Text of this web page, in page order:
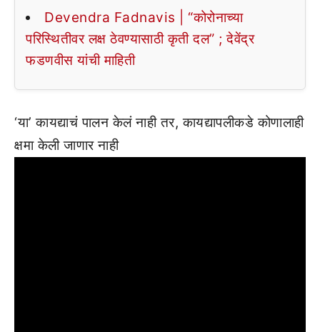
Devendra Fadnavis | “कोरोनाच्या
परिस्थितीवर लक्ष ठेवण्यासाठी कृती दल” ; देवेंद्र
फडणवीस यांची माहिती
‘या’ कायद्याचं पालन केलं नाही तर, कायद्यापलीकडे कोणालाही
क्षमा केली जाणार नाही